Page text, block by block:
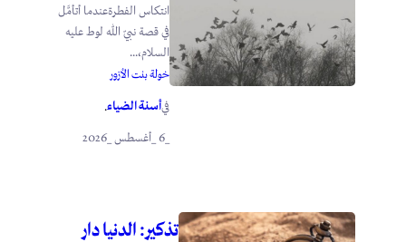
انتكاس الفطرةعندما أتأمَّل
في قصة نبيّ الله لوط عليه
السلام،...
خولة بنت الأزور
فيأسنة الضياء.
تذكير: الدنيا دار